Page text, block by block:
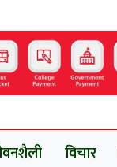
विचार